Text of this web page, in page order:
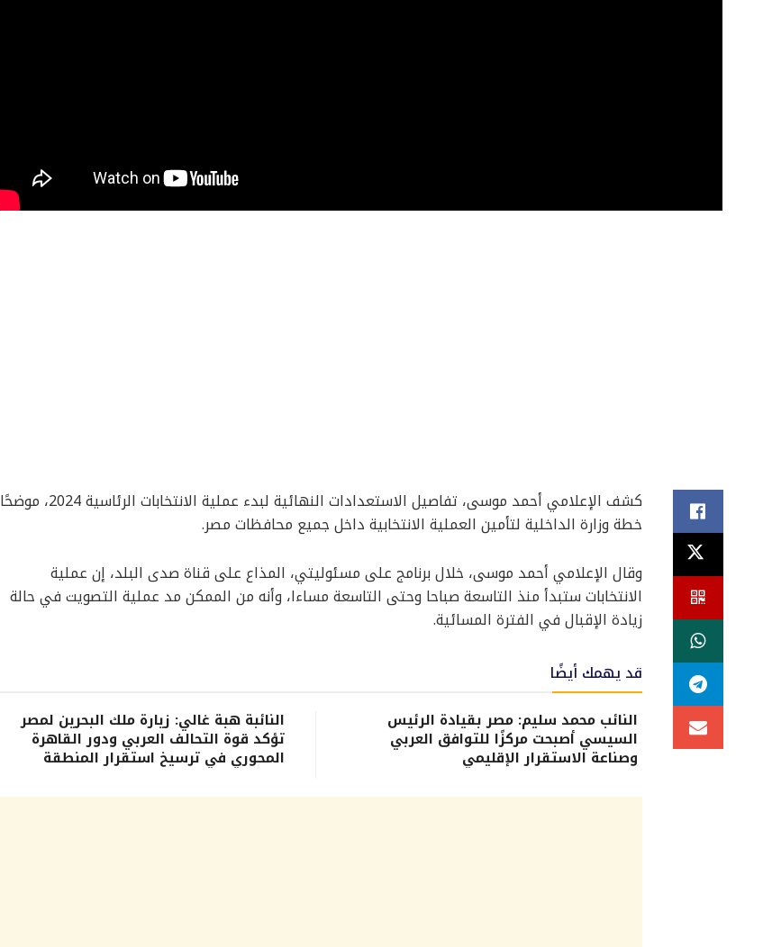
كشف الإعلامي أحمد موسى، تفاصيل الاستعدادات النهائية لبدء عملية الانتخابات الرئاسية 2024، موضحًا
خطة وزارة الداخلية لتأمين العملية الانتخابية داخل جميع محافظات مصر.
وقال الإعلامي أحمد موسى، خلال برنامج على مسئوليتي، المذاع على قناة صدى البلد، إن عملية
الانتخابات ستبدأ منذ التاسعة صباحا وحتى التاسعة مساءا، وأنه من الممكن مد عملية التصويت في حالة
زيادة الإقبال في الفترة المسائية.
قد يهمك أيضًا
النائب محمد سليم: مصر بقيادة الرئيس
السيسي أصبحت مركزًا للتوافق العربي
وصناعة الاستقرار الإقليمي
النائبة هبة غالي: زيارة ملك البحرين لمصر
تؤكد قوة التحالف العربي ودور القاهرة
المحوري في ترسيخ استقرار المنطقة